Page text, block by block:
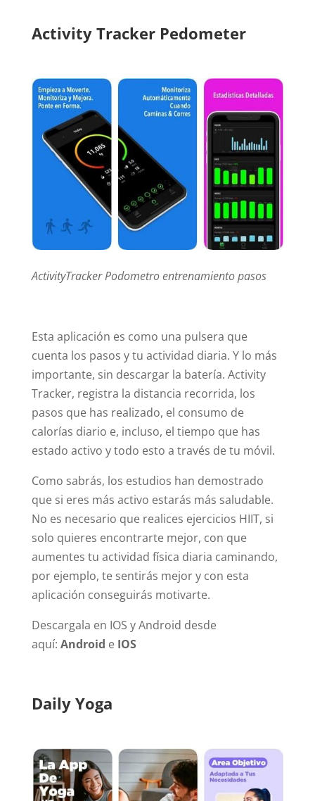
Activity Tracker Pedometer
ActivityTracker Podometro entrenamiento pasos
Esta aplicación es como una pulsera que
cuenta los pasos y tu actividad diaria. Y lo más
importante, sin descargar la batería. Activity
Tracker, registra la distancia recorrida, los
pasos que has realizado, el consumo de
calorías diario e, incluso, el tiempo que has
estado activo y todo esto a través de tu móvil.
Como sabrás, los estudios han demostrado
que si eres más activo estarás más saludable.
No es necesario que realices ejercicios HIIT, si
solo quieres encontrarte mejor, con que
aumentes tu actividad física diaria caminando,
por ejemplo, te sentirás mejor y con esta
aplicación conseguirás motivarte.
Descargala en IOS y Android desde
aquí: Android e IOS
Daily Yoga